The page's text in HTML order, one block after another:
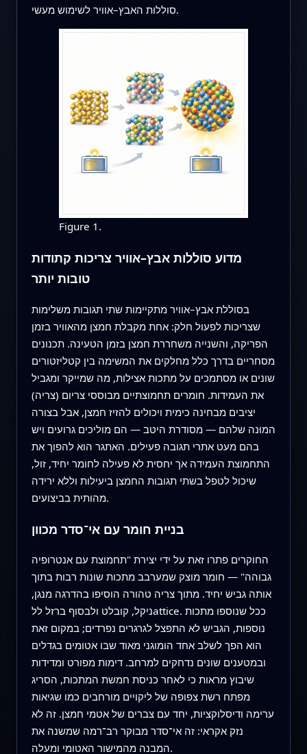
סוללות האבץ–אוויר לשימוש מעשי.
Figure 1.
מדוע סוללות אבץ–אוויר צריכות קתודות
טובות יותר
בסוללת אבץ–אוויר מתקיימות שתי תגובות משלימות
שצריכות לפעול חלק: אחת מקבלת חמצן מהאוויר בזמן
הפריקה, והשנייה משחררת חמצן בזמן הטעינה. תכנונים
מסחריים בדרך כלל מחלקים את המשימה בין קטליזטורים
שונים או מסתמכים על מתכות אצילות, מה שמייקר ומגביל
את העמידות. חומרים תחמוצתיים מבוססי צריום (צריה)
יציבים מבחינה כימית ויכולים להזיז חמצן, אבל בצורה
המוּנה שלהם — מסודרת היטב — הם מוליכים גרועים ויש
בהם מעט אתרי תגובה פעילים. האתגר הוא להפוך את
התחמוצת העמידה אך יחסית לא פעילה לחומר יחיד, זול,
שיכול לטפל בשתי תגובות החמצן ביעילות וללא ירידה
מהותית בביצועים.
בניית חומר עם אי־סדר מכוון
החוקרים פתרו זאת על ידי יצירת "תחמוצת עם אנטרופיה
גבוהה" — חומר מוצק שמערבב מתכות שונות רבות בתוך
אותה גביש יחיד. מתוך צריה טהורה הוסיפו בהדרגה מנגן,
ניקל, קובלט ולבסוף ברזל ללattice. ככל שנוספו מתכות
נוספות, הגביש לא התפצל לגרגרים נפרדים; במקום זאת
הוא הפך לשלב אחד הומוגני מאוד שבו אטומים בגדלים
ובמטענים שונים נדחקים למרחב. דימות מפורט ומדידות
שיבוץ מראות כי לאחר כניסת חמשת המתכות, הסריג
מפתח רשת צפופה של ליקויים מורחבים כמו שגיאות
ערימה ודיסלוקציות, יחד עם צברים של אטמי חמצן. זה לא
נזק אקראי: זה אי־סדר מבוקר רב־רמה שמשנה את
המבנה מהמישור האטומי ומעלה.